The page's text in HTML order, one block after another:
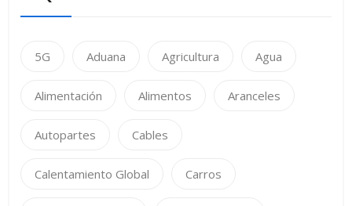
5G Aduana Agricultura Agua
Alimentación Alimentos Aranceles
Autopartes Cables
Calentamiento Global Carros